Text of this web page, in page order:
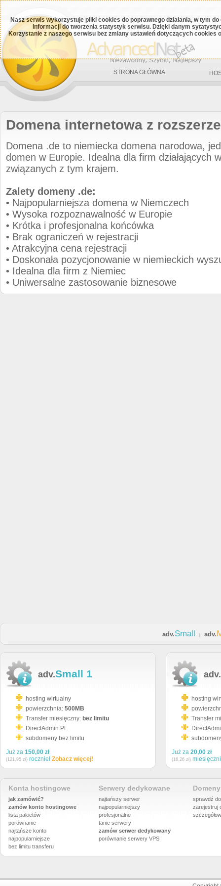
Nasz serwis wykorzystuje pliki cookies do poprawnego działania, w tym
informacji do tworzenia statystyk serwisu. Dzięki danym
Korzystanie z naszego serwisu bez zmiany ustawień dotyczących cookies
STRONA GŁÓWNA
Domena internetowa z
Domena .de to niemiecka domena narodowa,
domen w Europie. Idealna dla firm działających
związanych z tym krajem.
Zalety domeny .de:
• Najpopularniejsza domena w Niemczech
• Wysoka rozpoznawalność w Europie
• Krótka i profesjonalna końcówka
• Brak ograniczeń w rejestracji
• Atrakcyjna cena rejestracji
• Doskonała pozycjonowanie w niemieckich
• Idealna dla firm z Niemiec
• Uniwersalne zastosowanie biznesowe
adv.Small adv.
adv.Small 1
hosting wirtualny
powierzchnia: 500MB
Transfer miesięczny: bez limitu
DirectAdmin PL
subdomeny bez limitu
Już za 150,00 zł
(121,95 zł) rocznie! Zobacz więcej!
adv.
hosting
Transfer
Już za 20,00 zł
(16,26 zł)
Konta hostingowe
jak zamówić?
zamów konto hostingowe
lista pakietów
porównanie
najtańsze konto
najpopularniejsze
bez limitu transferu
Serwery dedykowane
najtańszy serwer
najpopularniejszy
profesjonalne
tanie serwery
zamów serwer dedykowany
porównanie serwery VPS
sprawdź
zarejestruj